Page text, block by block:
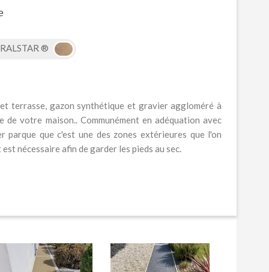
®
terrasse, gazon synthétique et gravier aggloméré à
votre maison.. Communément en adéquation avec
que c'est une des zones extérieures que l'on
nécessaire afin de garder les pieds au sec.